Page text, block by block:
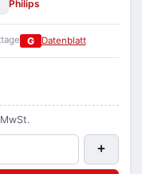
Philips
G Datenblatt
+